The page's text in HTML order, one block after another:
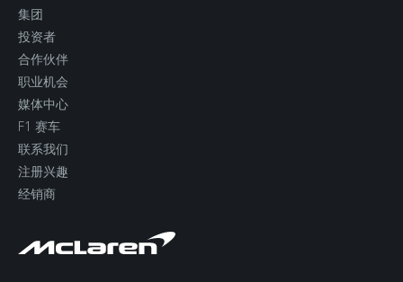
集团
投资者
合作伙伴
职业机会
媒体中心
F1 赛车
联系我们
注册兴趣
经销商